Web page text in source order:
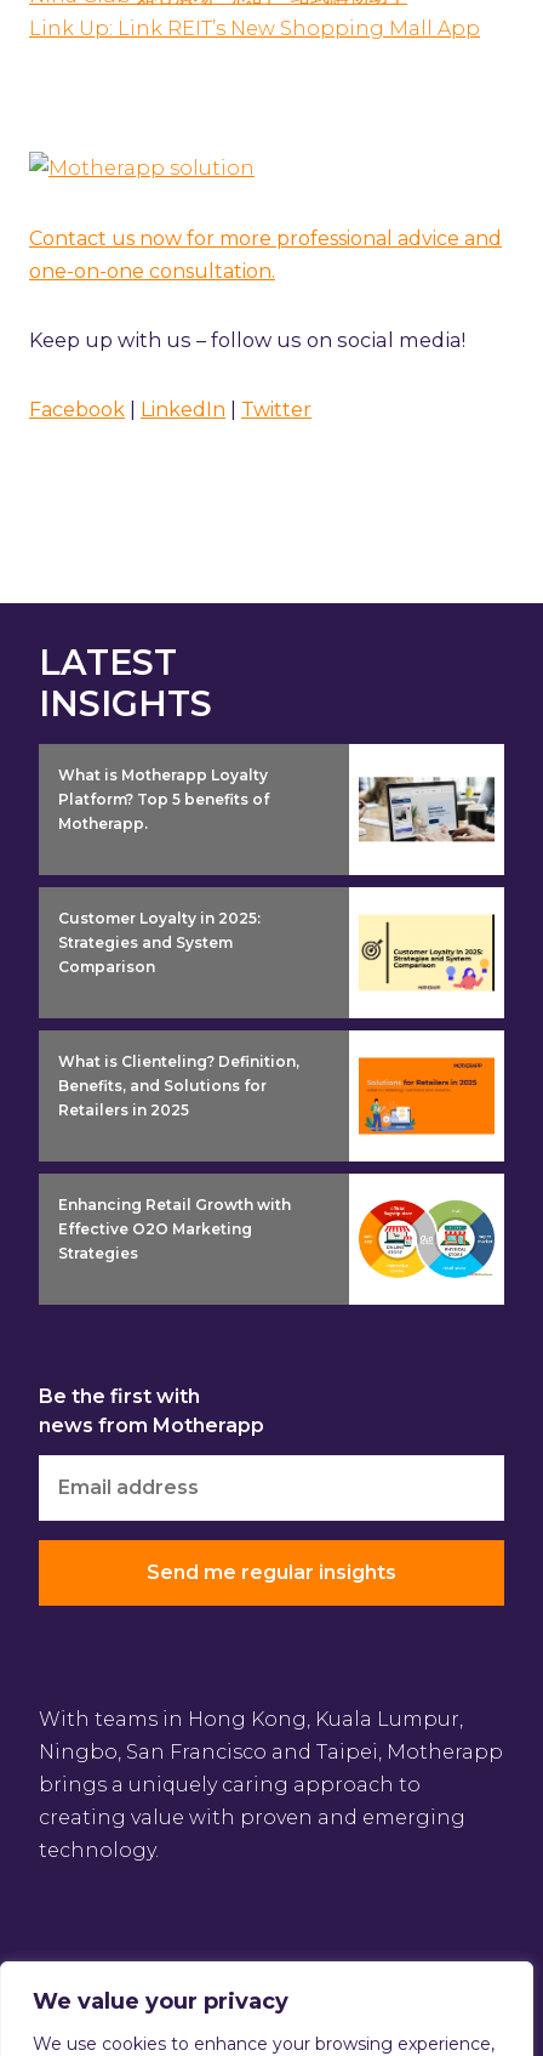
We value your privacy
We use cookies to enhance your browsing experience,
Link Up: Link REIT’s New Shopping Mall App
Contact us now for more professional advice and
one-on-one consultation.
Keep up with us – follow us on social media!
Facebook LinkedIn Twitter
LATEST
INSIGHTS
What is Motherapp Loyalty
Platform? Top 5 benefits of
Motherapp.
Customer Loyalty in 2025:
Strategies and System
Comparison
What is Clienteling? Definition,
Benefits, and Solutions for
Retailers in 2025
Enhancing Retail Growth with
Effective O2O Marketing
Strategies
Be the first with
news from Motherapp
With teams in Hong Kong, Kuala Lumpur,
Ningbo, San Francisco and Taipei, Motherapp
brings a uniquely caring approach to
creating value with proven and emerging
technology.
Privacy Policy